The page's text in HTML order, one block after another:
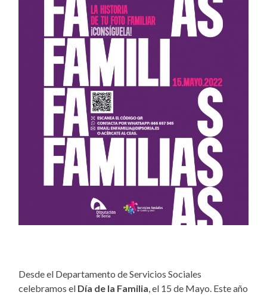
Desde el Departamento de Servicios Sociales
celebramos el Día de la Familia , el 15 de Mayo. Este año